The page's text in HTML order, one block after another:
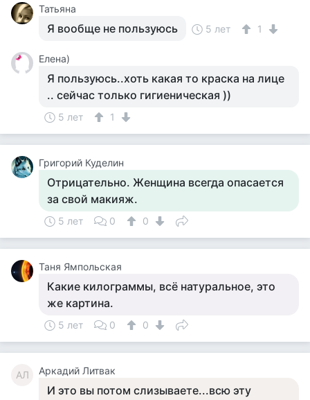
Татьяна
Я вообще не пользуюсь 5 лет 1
Елена)
Я пользуюсь..хоть какая то краска на лице
.. сейчас только гигиеническая ))
5 лет 1
Григорий Куделин
Отрицательно. Женщина всегда опасается
за свой макияж.
5 лет 0 0
Таня Ямпольская
Какие килограммы, всё натуральное, это
же картина.
5 лет 0 0
АЛ Аркадий Литвак
И это вы потом слизываете...всю эту